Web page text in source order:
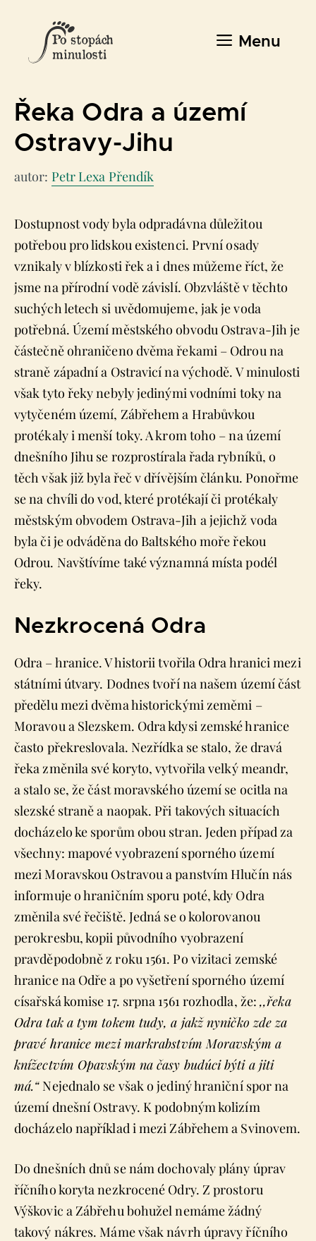
Menu
Řeka Odra a území
Ostravy-Jihu
autor: Petr Lexa Přendík
Dostupnost vody byla odpradávna důležitou
potřebou pro lidskou existenci. První osady
vznikaly v blízkosti řek a i dnes můžeme říct, že
jsme na přírodní vodě závislí. Obzvláště v těchto
suchých letech si uvědomujeme, jak je voda
potřebná. Území městského obvodu Ostrava-Jih je
částečně ohraničeno dvěma řekami – Odrou na
straně západní a Ostravicí na východě. V minulosti
však tyto řeky nebyly jedinými vodními toky na
vytyčeném území, Zábřehem a Hrabůvkou
protékaly i menší toky. A krom toho – na území
dnešního Jihu se rozprostírala řada rybníků, o
těch však již byla řeč v dřívějším článku. Ponořme
se na chvíli do vod, které protékají či protékaly
městským obvodem Ostrava-Jih a jejichž voda
byla či je odváděna do Baltského moře řekou
Odrou. Navštívíme také významná místa podél
řeky.
Nezkrocená Odra
Odra – hranice. V historii tvořila Odra hranici mezi
státními útvary. Dodnes tvoří na našem území část
předělu mezi dvěma historickými zeměmi –
Moravou a Slezskem. Odra kdysi zemské hranice
často překreslovala. Nezřídka se stalo, že dravá
řeka změnila své koryto, vytvořila velký meandr,
a stalo se, že část moravského území se ocitla na
slezské straně a naopak. Při takových situacích
docházelo ke sporům obou stran. Jeden případ za
všechny: mapové vyobrazení sporného území
mezi Moravskou Ostravou a panstvím Hlučín nás
informuje o hraničním sporu poté, kdy Odra
změnila své řečiště. Jedná se o kolorovanou
perokresbu, kopii původního vyobrazení
pravděpodobně z roku 1561. Po vizitaci zemské
hranice na Odře a po vyšetření sporného území
císařská komise 17. srpna 1561 rozhodla, že:,,řeka
Odra tak a tym tokem tudy, a jakž nyničko zde za
pravé hranice mezi markrabstvím Moravským a
knížectvím Opavským na časy budúci býti a jiti
má.“ Nejednalo se však o jediný hraniční spor na
území dnešní Ostravy. K podobným kolizím
docházelo například i mezi Zábřehem a Svinovem.
Do dnešních dnů se nám dochovaly plány úprav
říčního koryta nezkrocené Odry. Z prostoru
Výškovic a Zábřehu bohužel nemáme žádný
takový nákres. Máme však návrh úpravy říčního